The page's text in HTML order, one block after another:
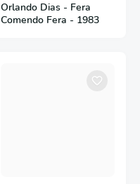
Orlando Dias - Fera
Comendo Fera - 1983